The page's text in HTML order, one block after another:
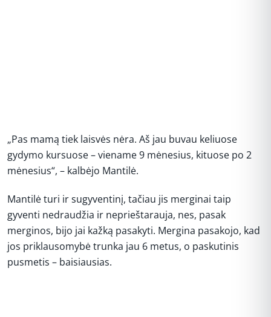
„Pas mamą tiek laisvės nėra. Aš jau buvau keliuose
gydymo kursuose – viename 9 mėnesius, kituose po 2
mėnesius“, – kalbėjo Mantilė.
Mantilė turi ir sugyventinį, tačiau jis merginai taip
gyventi nedraudžia ir neprieštarauja, nes, pasak
merginos, bijo jai kažką pasakyti. Mergina pasakojo, kad
jos priklausomybė trunka jau 6 metus, o paskutinis
pusmetis – baisiausias.